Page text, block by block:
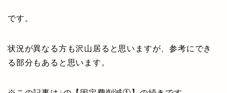
です。
状況が異なる方も沢山居ると思いますが、参考にでき
る部分もあると思います。